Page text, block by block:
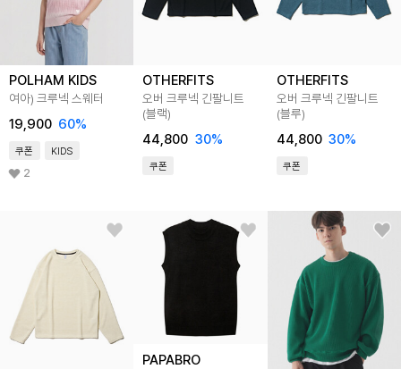
POLHAM KIDS
여아) 크루넥 스웨터
19,900 60%
쿠폰 KIDS
2
OTHERFITS
오버 크루넥 긴팔니트
(블랙)
44,800 30%
쿠폰
OTHERFITS
오버 크루넥 긴팔니트
(블루)
44,800 30%
쿠폰
PAPABRO